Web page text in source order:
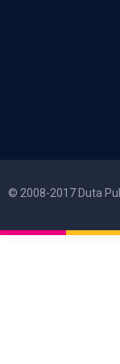
© 2008-2017 Duta